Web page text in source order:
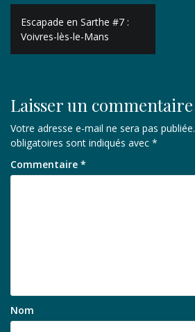
Navigation
de
l’article
Escapade en Sarthe #7 :
Voivres-lès-le-Mans
Laisser un commentaire
Votre adresse e-mail ne sera pas publiée.
obligatoires sont indiqués avec *
Commentaire *
Nom